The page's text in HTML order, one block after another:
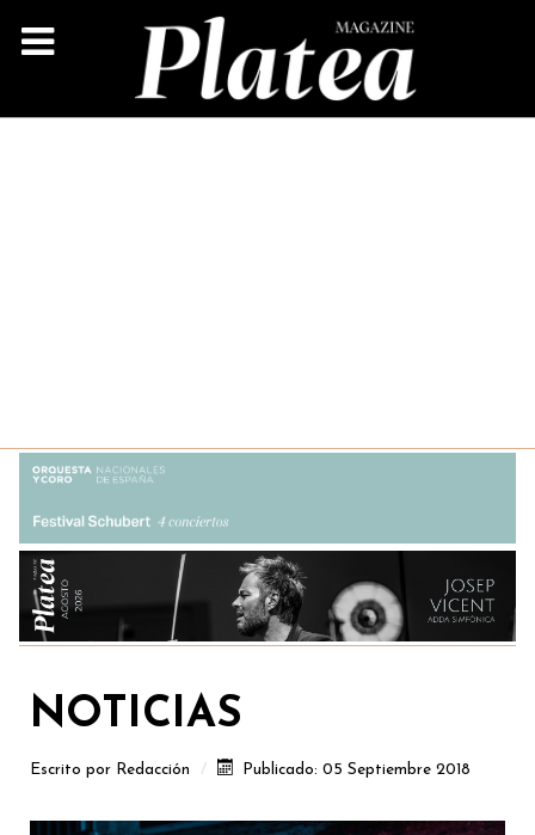
NOTICIAS
Escrito por Redacción Publicado: 05 Septiembre 2018